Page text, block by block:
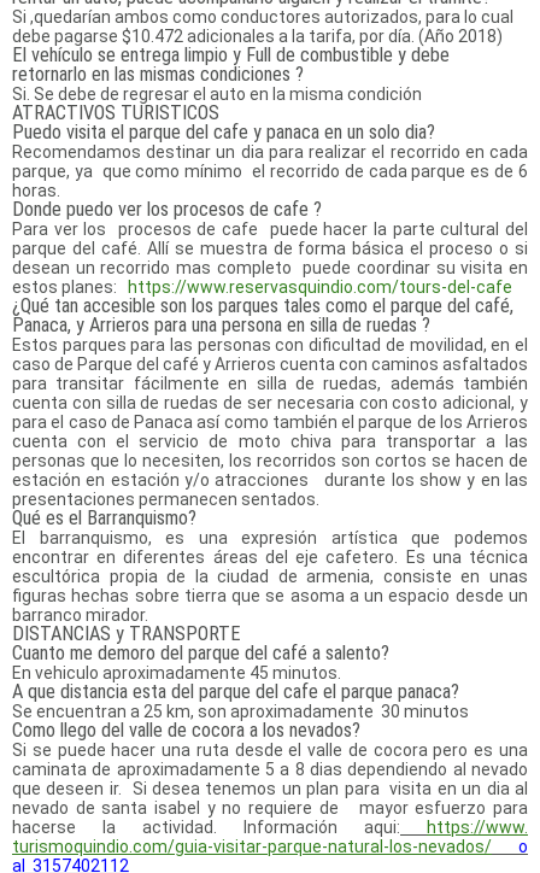
Si ,quedarían ambos como conductores autorizados, para lo cual
debe pagarse $10.472 adicionales a la tarifa, por día. (Año 2018)
El vehículo se entrega limpio y Full de combustible y debe
retornarlo en las mismas condiciones ?
Si. Se debe de regresar el auto en la misma condición
ATRACTIVOS TURISTICOS
Puedo visita el parque del cafe y panaca en un solo dia?
Recomendamos destinar un dia para realizar el recorrido en cada
parque, ya que como mínimo el recorrido de cada parque es de 6
horas.
Donde puedo ver los procesos de cafe ?
Para ver los procesos de cafe puede hacer la parte cultural del
parque del café. Allí se muestra de forma básica el proceso o si
desean un recorrido mas completo puede coordinar su visita en
estos planes:
https://www.reservasquindio. com/tours-del-cafe
¿Qué tan accesible son los parques tales como el parque del café,
Panaca, y Arrieros para una persona en silla de ruedas ?
Estos parques para las personas con dificultad de movilidad, en el
caso de Parque del café y Arrieros cuenta con caminos asfaltados
para transitar fácilmente en silla de ruedas, además también
cuenta con silla de ruedas de ser necesaria con costo adicional, y
para el caso de Panaca así como también el parque de los Arrieros
cuenta con el servicio de moto chiva para transportar a las
personas que lo necesiten, los recorridos son cortos se hacen de
estación en estación y/o atracciones durante los show y en las
presentaciones permanecen sentados.
Qué es el Barranquismo?
El barranquismo, es una expresión artística que podemos
encontrar en diferentes áreas del eje cafetero. Es una técnica
escultórica propia de la ciudad de armenia, consiste en unas
figuras hechas sobre tierra que se asoma a un espacio desde un
barranco mirador.
DISTANCIAS y TRANSPORTE
Cuanto me demoro del parque del café a salento?
En vehiculo aproximadamente 45 minutos.
A que distancia esta del parque del cafe el parque panaca?
Se encuentran a 25 km, son aproximadamente 30 minutos
Como llego del valle de cocora a los nevados?
Si se puede hacer una ruta desde el valle de cocora pero es una
caminata de aproximadamente 5 a 8 dias dependiendo al nevado
que deseen ir. Si desea tenemos un plan para visita en un dia al
nevado de santa isabel y no requiere de mayor esfuerzo para
hacerse la actividad. Información aqui:
https://www.
turismoquindio.com/guia-visitar-parque-natural-los-nevados/ o
al 3157402112